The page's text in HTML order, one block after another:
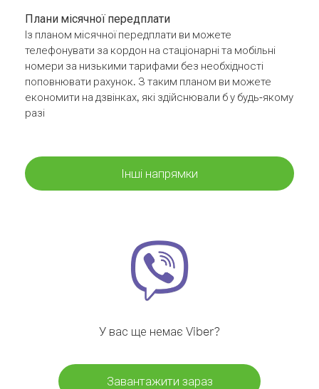
Плани місячної передплати
Із планом місячної передплати ви можете
телефонувати за кордон на стаціонарні та мобільні
номери за низькими тарифами без необхідності
поповнювати рахунок. З таким планом ви можете
економити на дзвінках, які здійснювали б у будь-якому
разі
Інші напрямки
У вас ще немає Viber?
Завантажити зараз